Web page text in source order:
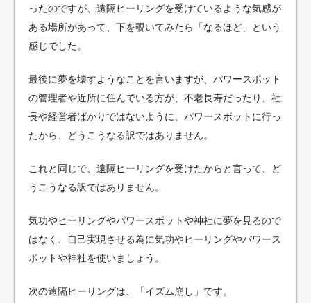
ったのですが、遠隔ヒーリングを受けているような気感が
ある場所があって、下を覗いてみたら「なるほど」という
感じでした。
最後に夢を壊すようなことを言いますが、パワースポット
の管理者や近所に住んでいる方が、不老長寿だったり、社
長や経営者ばかりではないように、パワースポットに行っ
たから、どうこうなる訳ではありません。
これと同じで、遠隔ヒーリングを受けたからと言って、ど
うこうなる訳ではありません。
気功やヒーリングやパワースポットや神社に夢を見るので
はなく、自己実現させる為に気功やヒーリングやパワース
ポットや神社を使いましょう。
次の遠隔ヒーリングは、「イズム崩し」です。